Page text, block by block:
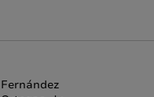
Fernández